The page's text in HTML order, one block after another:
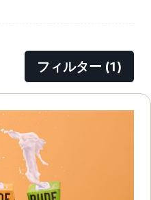
フィルター (1)‎